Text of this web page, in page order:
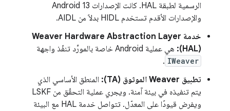
الرسمية لطبقة HAL. كانت الإصدارات Android 13
والإصدارات الأقدم تستخدم HIDL بدلاً من AIDL.
خدمة Weaver Hardware Abstraction Layer
(HAL): هي عملية Android خاصة بالمورِّد تنفّذ واجهة
IWeaver
.
تطبيق Weaver الموثوق (TA):
المنطق الأساسي الذي
يتم تنفيذه في بيئة آمنة. ويجري عملية التحقّق من LSKF
ويفرض قيودًا على المعدّل. تتواصل خدمة HAL مع البيئة